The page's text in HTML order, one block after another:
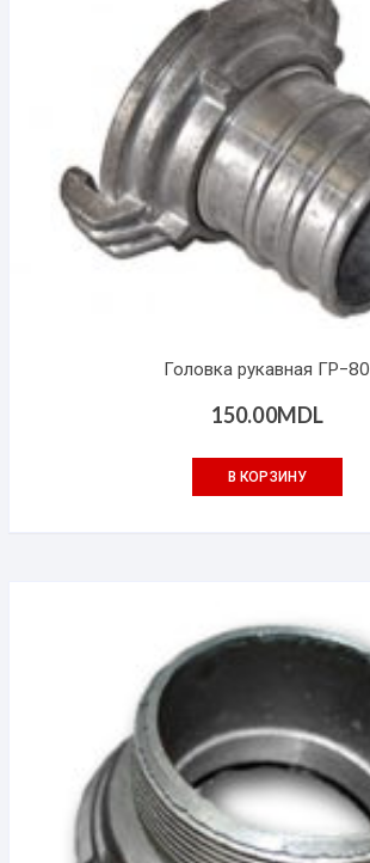
Головка рукавная ГР-80
150.00MDL
В КОРЗИНУ